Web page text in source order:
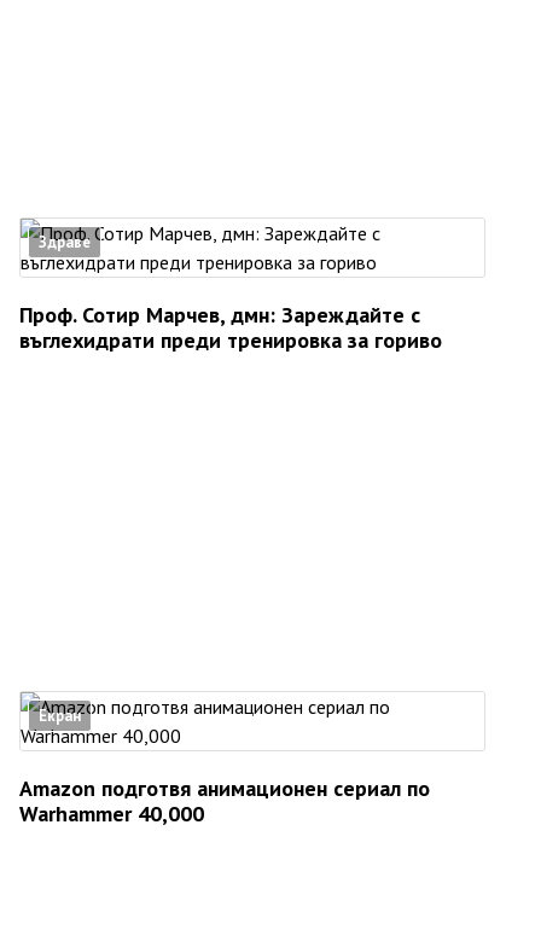
Здраве
Проф. Сотир Марчев, дмн: Зареждайте с
въглехидрати преди тренировка за гориво
Екран
Amazon подготвя анимационен сериал по
Warhammer 40,000